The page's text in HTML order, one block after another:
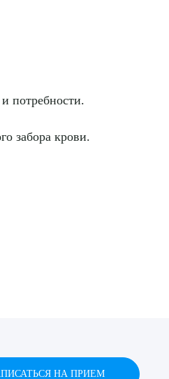
потребности.
забора крови.
НА ПРИЕМ